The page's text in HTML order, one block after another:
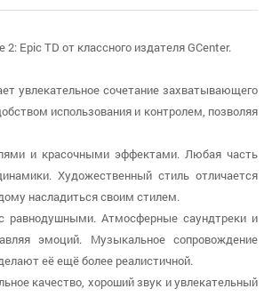
Epic TD от классного издателя GCenter.
увлекательное сочетание захватывающего
использования и контролем, позволяя
и красочными эффектами. Любая часть
Художественный стиль отличается
насладиться своим стилем.
равнодушными. Атмосферные саундтреки и
эмоций. Музыкальное сопровождение
её ещё более реалистичной.
качество, хороший звук и увлекательный